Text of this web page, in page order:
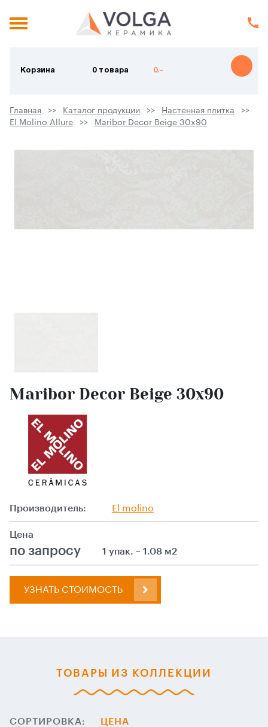
Корзина 0 товара 0.-
Главная Каталог продукции
Настенная плитка
El Molino Allure
Maribor Decor Beige 30x90
Maribor Decor Beige 30x90
Производитель: El molino
Цена
по запросу 1 упак. ~ 1.08 м2
УЗНАТЬ СТОИМОСТЬ
ТОВАРЫ ИЗ КОЛЛЕКЦИИ
СОРТИРОВКА: ЦЕНА